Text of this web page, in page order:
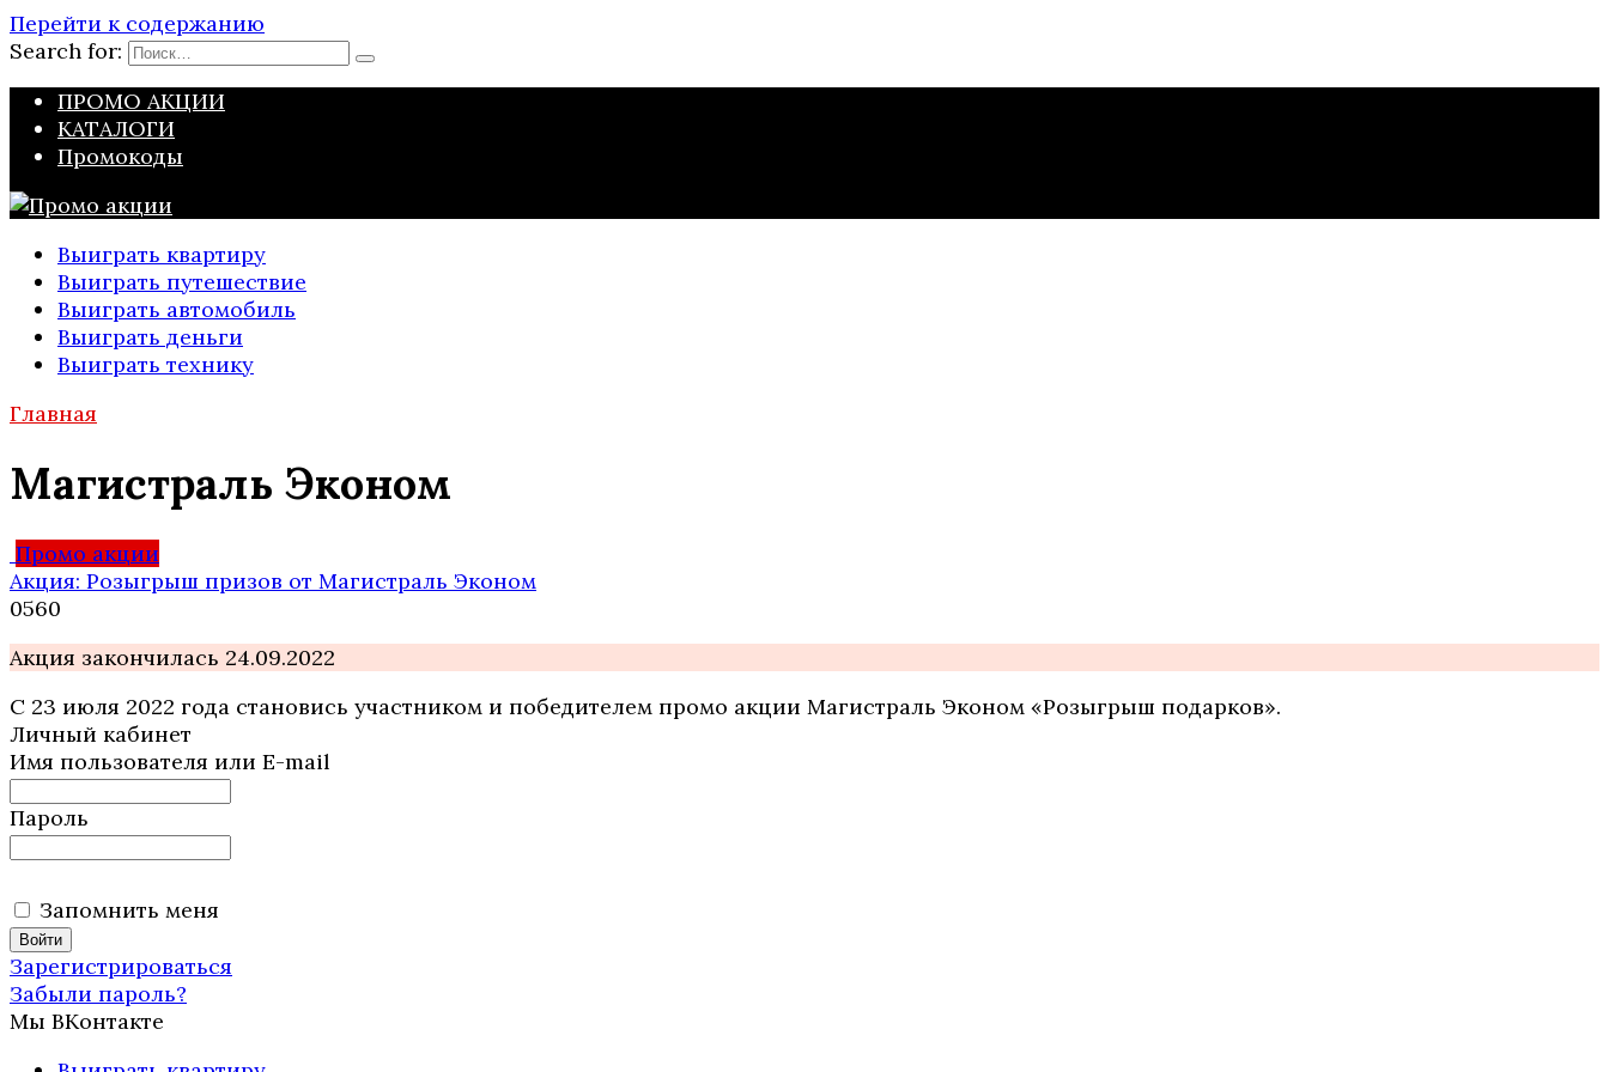
Перейти к содержанию
Search for:
ПРОМО АКЦИИ
КАТАЛОГИ
Промокоды
Выиграть квартиру
Выиграть путешествие
Выиграть автомобиль
Выиграть деньги
Выиграть технику
Главная
Магистраль Эконом
Промо акции
Акция: Розыгрыш призов от Магистраль Эконом
0560
Акция закончилась 24.09.2022
С 23 июля 2022 года становись участником и победителем промо акции Магистраль Эконом «Розыгрыш подарков».
Личный кабинет
Имя пользователя или E-mail
Пароль
Запомнить меня
Зарегистрироваться
Забыли пароль?
Мы ВКонтакте